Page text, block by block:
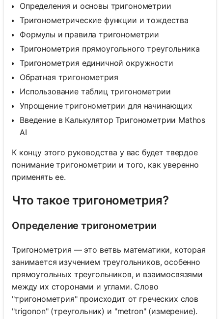
Определения и основы тригонометрии
Тригонометрические функции и тождества
Формулы и правила тригонометрии
Тригонометрия прямоугольного треугольника
Тригонометрия единичной окружности
Обратная тригонометрия
Использование таблиц тригонометрии
Упрощение тригонометрии для начинающих
Введение в Калькулятор Тригонометрии Mathos
AI
К концу этого руководства у вас будет твердое
понимание тригонометрии и того, как уверенно
применять ее.
Что такое тригонометрия?
Определение тригонометрии
Тригонометрия — это ветвь математики, которая
занимается изучением треугольников, особенно
прямоугольных треугольников, и взаимосвязями
между их сторонами и углами. Слово
"тригонометрия" происходит от греческих слов
"trigonon" (треугольник) и "metron" (измерение).